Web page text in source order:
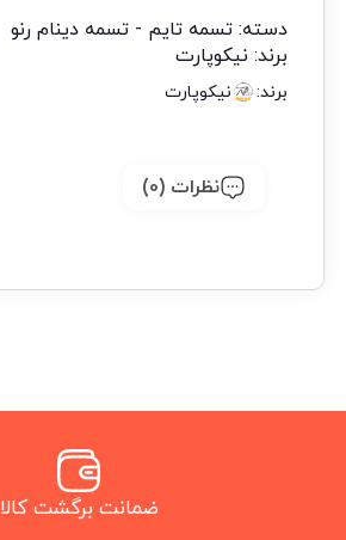
دسته: تسمه تایم - تسمه دینام رنو
برند: نیکوپارت
برند: نیکوپارت
نظرات (0)
ضمانت برگشت کالا